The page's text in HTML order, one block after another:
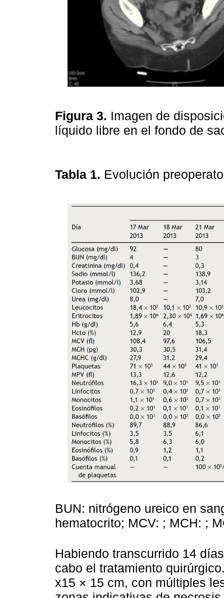
Figura 3. Imagen de
líquido libre en el fondo de
Tabla 1. Evolución
BUN: nitrógeno ureico en
hematocrito; MCV: ; MCH: ;
Habiendo transcurrido 14
cabo el tratamiento
x15 × 15 cm, con múltiples